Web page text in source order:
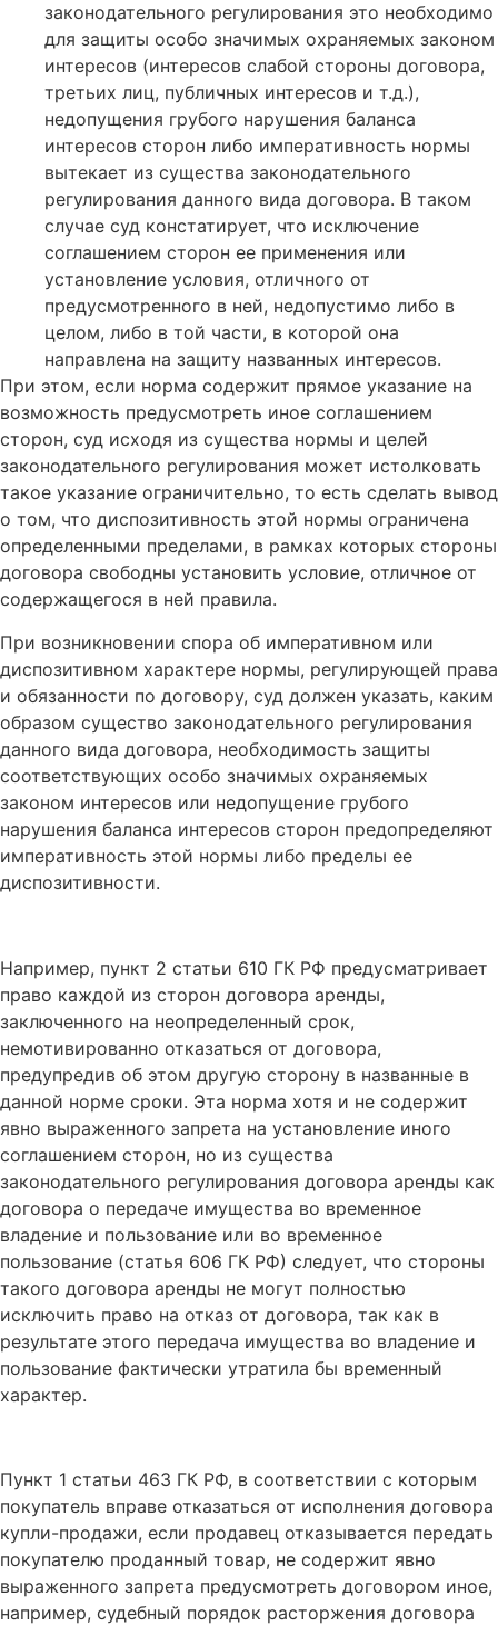
законодательного регулирования это необходимо
для защиты особо значимых охраняемых законом
интересов (интересов слабой стороны договора,
третьих лиц, публичных интересов и т.д.),
недопущения грубого нарушения баланса
интересов сторон либо императивность нормы
вытекает из существа законодательного
регулирования данного вида договора. В таком
случае суд констатирует, что исключение
соглашением сторон ее применения или
установление условия, отличного от
предусмотренного в ней, недопустимо либо в
целом, либо в той части, в которой она
направлена на защиту названных интересов.
При этом, если норма содержит прямое указание на
возможность предусмотреть иное соглашением
сторон, суд исходя из существа нормы и целей
законодательного регулирования может истолковать
такое указание ограничительно, то есть сделать вывод
о том, что диспозитивность этой нормы ограничена
определенными пределами, в рамках которых стороны
договора свободны установить условие, отличное от
содержащегося в ней правила.
При возникновении спора об императивном или
диспозитивном характере нормы, регулирующей права
и обязанности по договору, суд должен указать, каким
образом существо законодательного регулирования
данного вида договора, необходимость защиты
соответствующих особо значимых охраняемых
законом интересов или недопущение грубого
нарушения баланса интересов сторон предопределяют
императивность этой нормы либо пределы ее
диспозитивности.
Например, пункт 2 статьи 610 ГК РФ предусматривает
право каждой из сторон договора аренды,
заключенного на неопределенный срок,
немотивированно отказаться от договора,
предупредив об этом другую сторону в названные в
данной норме сроки. Эта норма хотя и не содержит
явно выраженного запрета на установление иного
соглашением сторон, но из существа
законодательного регулирования договора аренды как
договора о передаче имущества во временное
владение и пользование или во временное
пользование (статья 606 ГК РФ) следует, что стороны
такого договора аренды не могут полностью
исключить право на отказ от договора, так как в
результате этого передача имущества во владение и
пользование фактически утратила бы временный
характер.
Пункт 1 статьи 463 ГК РФ, в соответствии с которым
покупатель вправе отказаться от исполнения договора
купли-продажи, если продавец отказывается передать
покупателю проданный товар, не содержит явно
выраженного запрета предусмотреть договором иное,
например, судебный порядок расторжения договора